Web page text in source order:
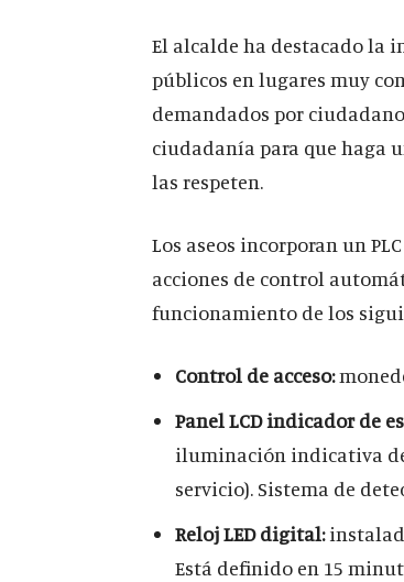
El alcalde ha destacado la
públicos en lugares muy
demandados por
ciudadanía para que haga
las respeten.
Los aseos incorporan un
acciones de control
funcionamiento de los
Control de acceso:
Panel LCD indicador de
iluminación indicativa
servicio). Sistema de
Reloj LED digital:
Está definido en 15